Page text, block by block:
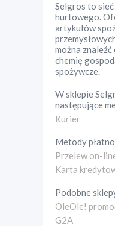
Selgros to
hurtowego.
artykułów
można
chemię
spożywcze.
W sklepie
następujące
Kurier
Metody
Przelew on-
Karta
Podobne
OleOle!
G2A